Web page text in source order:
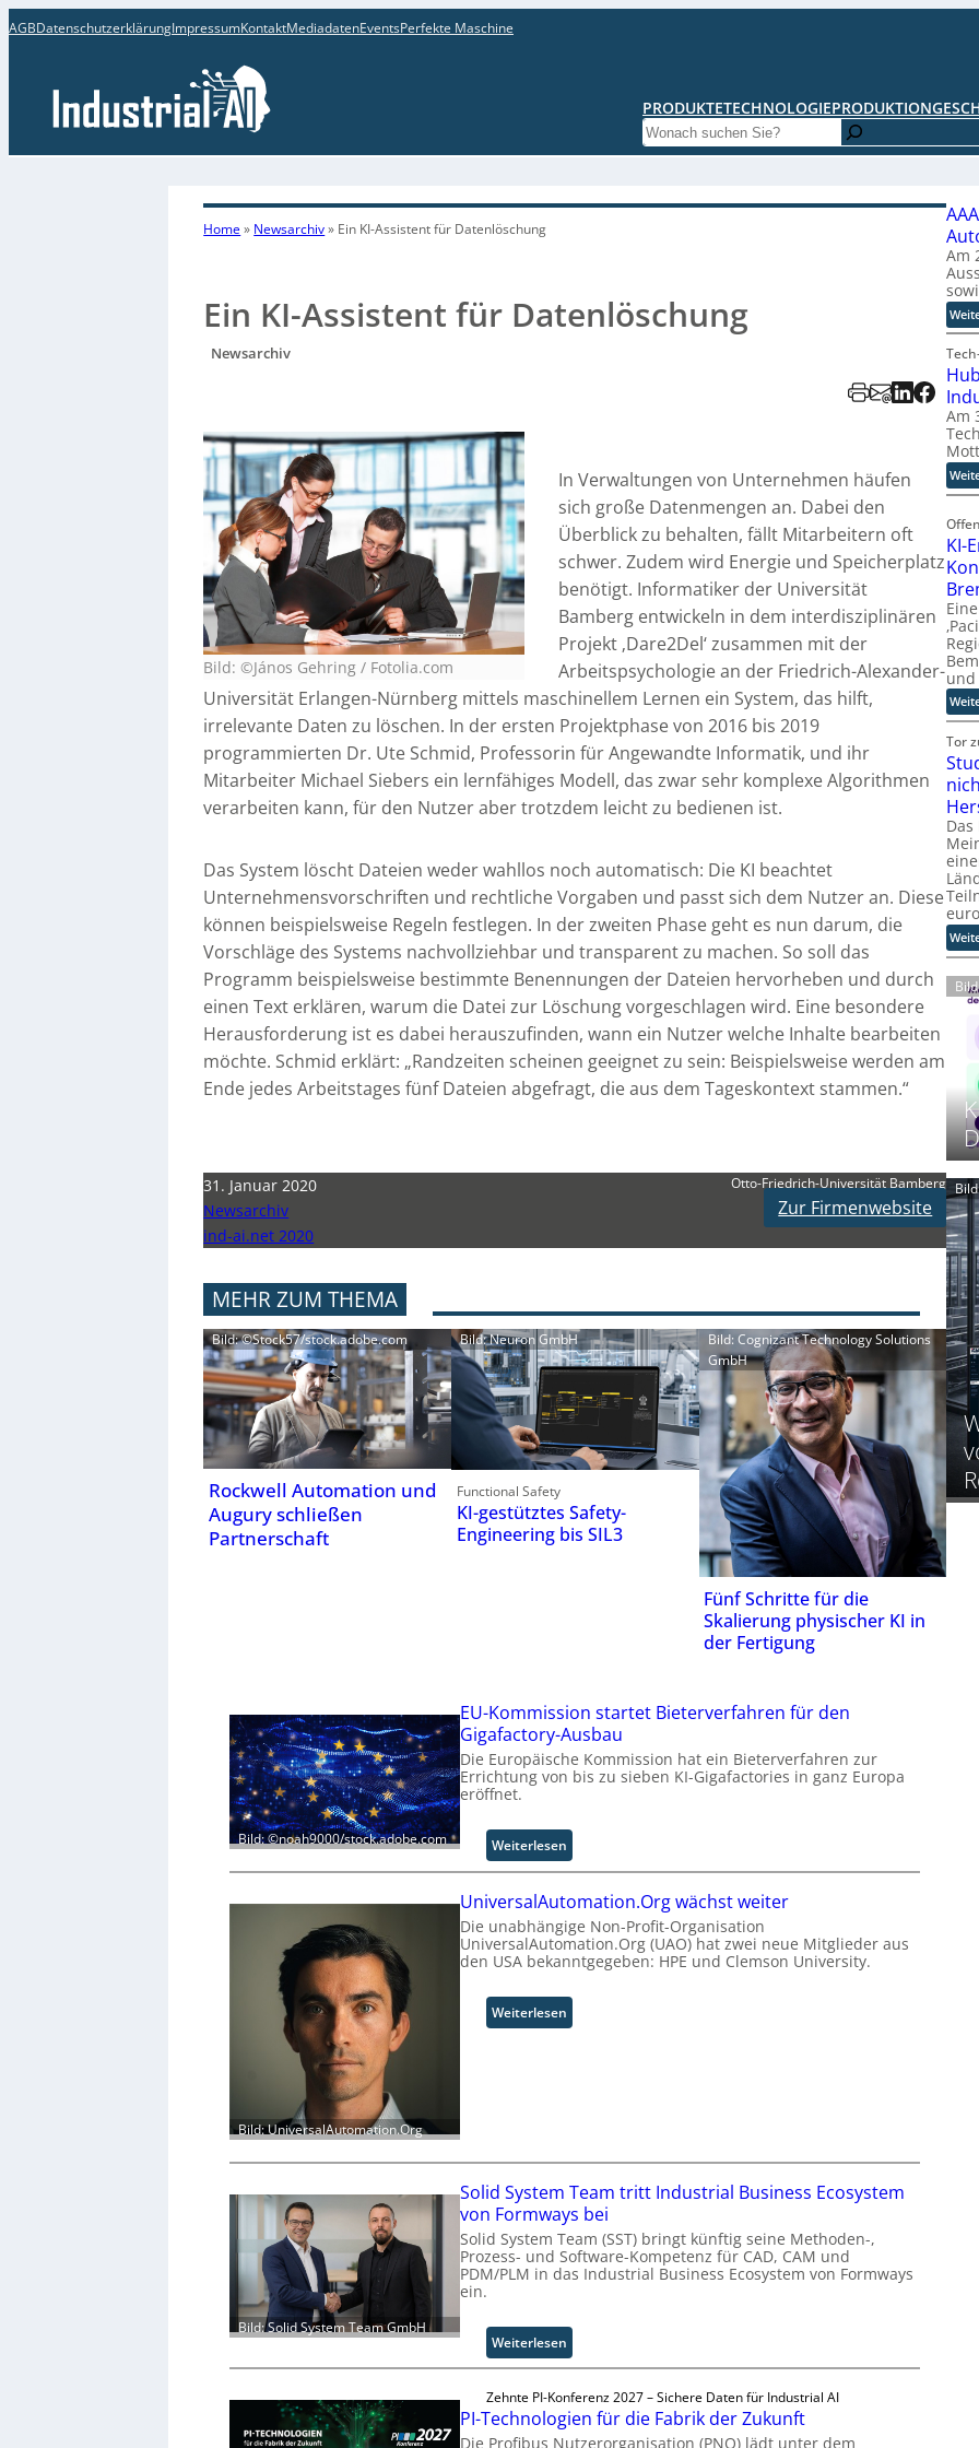
AGBDatenschutzerklärungImpressumKontaktMediadatenEventsPerfekte Maschine
PRODUKTETECHNOLOGIEPRODUKTION
Search
Home» Newsarchiv» Ein KI-Assistent für Datenlöschung
Ein KI-Assistent für Datenlöschung
Newsarchiv
Bild: ©János Gehring / Fotolia.com
In Verwaltungen von Unternehmen häufen
sich große Datenmengen an. Dabei den
Überblick zu behalten, fällt Mitarbeitern oft
schwer. Zudem wird Energie und Speicherplatz
benötigt. Informatiker der Universität
Bamberg entwickeln in dem interdisziplinären
Projekt ‚Dare2Del‘ zusammen mit der
Arbeitspsychologie an der Friedrich-Alexander-
Universität Erlangen-Nürnberg mittels maschinellem Lernen ein System, das hilft,
irrelevante Daten zu löschen. In der ersten Projektphase von 2016 bis 2019
programmierten Dr. Ute Schmid, Professorin für Angewandte Informatik, und ihr
Mitarbeiter Michael Siebers ein lernfähiges Modell, das zwar sehr komplexe Algorithmen
verarbeiten kann, für den Nutzer aber trotzdem leicht zu bedienen ist.
Das System löscht Dateien weder wahllos noch automatisch: Die KI beachtet
Unternehmensvorschriften und rechtliche Vorgaben und passt sich dem Nutzer an. Diese
können beispielsweise Regeln festlegen. In der zweiten Phase geht es nun darum, die
Vorschläge des Systems nachvollziehbar und transparent zu machen. So soll das
Programm beispielsweise bestimmte Benennungen der Dateien hervorheben und durch
einen Text erklären, warum die Datei zur Löschung vorgeschlagen wird. Eine besondere
Herausforderung ist es dabei herauszufinden, wann ein Nutzer welche Inhalte bearbeiten
möchte. Schmid erklärt: „Randzeiten scheinen geeignet zu sein: Beispielsweise werden am
Ende jedes Arbeitstages fünf Dateien abgefragt, die aus dem Tageskontext stammen.“
31. Januar 2020
Newsarchiv
ind-ai.net 2020
Otto-Friedrich-Universität Bamberg
Zur Firmenwebsite
MEHR ZUM THEMA
Bild: ©Stock57/stock.adobe.com
Rockwell Automation und
Augury schließen
Partnerschaft
Bild: Neuron GmbH
Functional Safety
KI-gestütztes Safety-
Engineering bis SIL3
Bild: Cognizant Technology Solutions
GmbH
Fünf Schritte für die
Skalierung physischer KI in
der Fertigung
Bild: ©noah9000/stock.adobe.com
EU-Kommission startet Bieterverfahren für den
Gigafactory-Ausbau
Die Europäische Kommission hat ein Bieterverfahren zur
Errichtung von bis zu sieben KI-Gigafactories in ganz Europa
eröffnet.
Weiterlesen:
E
-
K
o
m
i
s
t
e
t
B
t
e
v
e
Bild: UniversalAutomation.Org
UniversalAutomation.Org wächst weiter
Die unabhängige Non-Profit-Organisation
UniversalAutomation.Org (UAO) hat zwei neue Mitglieder aus
den USA bekanntgegeben: HPE und Clemson University.
Weiterlesen:
U
A
u
t
o
a
t
i
n
.
Bild: Solid System Team GmbH
Solid System Team tritt Industrial Business Ecosystem
von Formways bei
Solid System Team (SST) bringt künftig seine Methoden-,
Prozess- und Software-Kompetenz für CAD, CAM und
PDM/PLM in das Industrial Business Ecosystem von Formways
ein.
Weiterlesen:
S
l
i
Zehnte PI-Konferenz 2027 – Sichere Daten für Industrial AI
PI-Technologien für die Fabrik der Zukunft
Die Profibus Nutzerorganisation (PNO) lädt unter dem
Am
Am
KI-
Tor